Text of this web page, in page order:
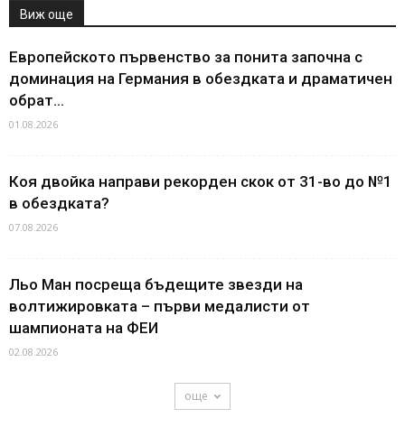
Виж още
Европейското първенство за понита започна с
доминация на Германия в обездката и драматичен
обрат...
01.08.2026
Коя двойка направи рекорден скок от 31-во до №1
в обездката?
07.08.2026
Льо Ман посреща бъдещите звезди на
волтижировката – първи медалисти от
шампионата на ФЕИ
02.08.2026
още